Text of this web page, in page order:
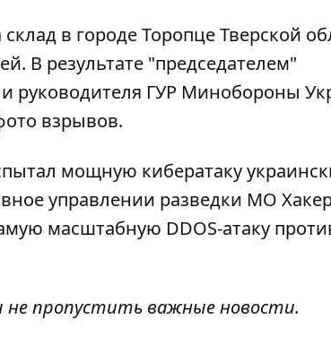
в городе Торопце Тверской
. В результате "председателем"
руководителя ГУР Минобороны
взрывов.
мощную кибератаку
управлении разведки МО
масштабную DDOS-атаку
не пропустить важные новости.